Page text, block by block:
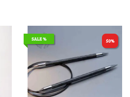
50%
SALE %